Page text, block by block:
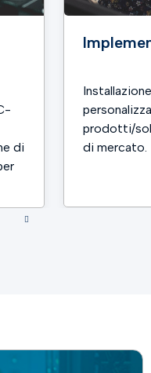
di
prodotti/
di mercato.